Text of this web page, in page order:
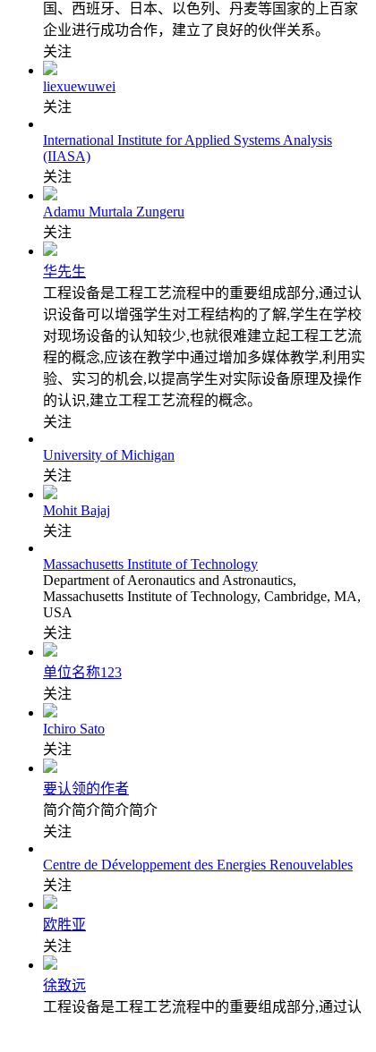
国、西班牙、日本、以色列、丹麦等国家的上百家
企业进行成功合作，建立了良好的伙伴关系。
关注
liexuewuwei
关注
International Institute for Applied Systems Analysis
(IIASA)
关注
Adamu Murtala Zungeru
关注
华先生
工程设备是工程工艺流程中的重要组成部分,通过认
识设备可以增强学生对工程结构的了解,学生在学校
对现场设备的认知较少,也就很难建立起工程工艺流
程的概念,应该在教学中通过增加多媒体教学,利用实
验、实习的机会,以提高学生对实际设备原理及操作
的认识,建立工程工艺流程的概念。
关注
University of Michigan
关注
Mohit Bajaj
关注
Massachusetts Institute of Technology
Department of Aeronautics and Astronautics,
Massachusetts Institute of Technology, Cambridge, MA,
USA
关注
单位名称123
关注
Ichiro Sato
关注
要认领的作者
简介简介简介简介
关注
Centre de Développement des Energies Renouvelables
关注
欧胜亚
关注
徐致远
工程设备是工程工艺流程中的重要组成部分,通过认